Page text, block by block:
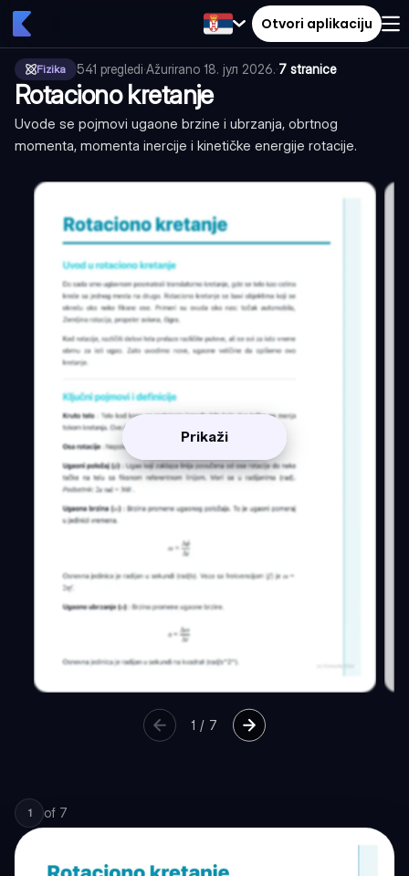
Otvori aplikaciju
Fizika 541 pregledi·Ažurirano 18. јул 2026.·7 stranice
Rotaciono kretanje
Uvode se pojmovi ugaone brzine i ubrzanja, obrtnog
momenta, momenta inercije i kinetičke energije rotacije.
Prikaži
1 / 7
1 of 7